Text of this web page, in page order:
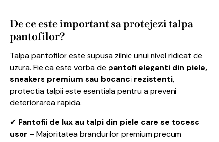
De ce este important sa protejezi talpa
pantofilor?
Talpa pantofilor este supusa zilnic unui nivel ridicat de
uzura. Fie ca este vorba de pantofi eleganti din piele,
sneakers premium sau bocanci rezistenti,
protectia talpii este esentiala pentru a preveni
deteriorarea rapida.
✔ Pantofii de lux au talpi din piele care se tocesc
usor – Majoritatea brandurilor premium precum